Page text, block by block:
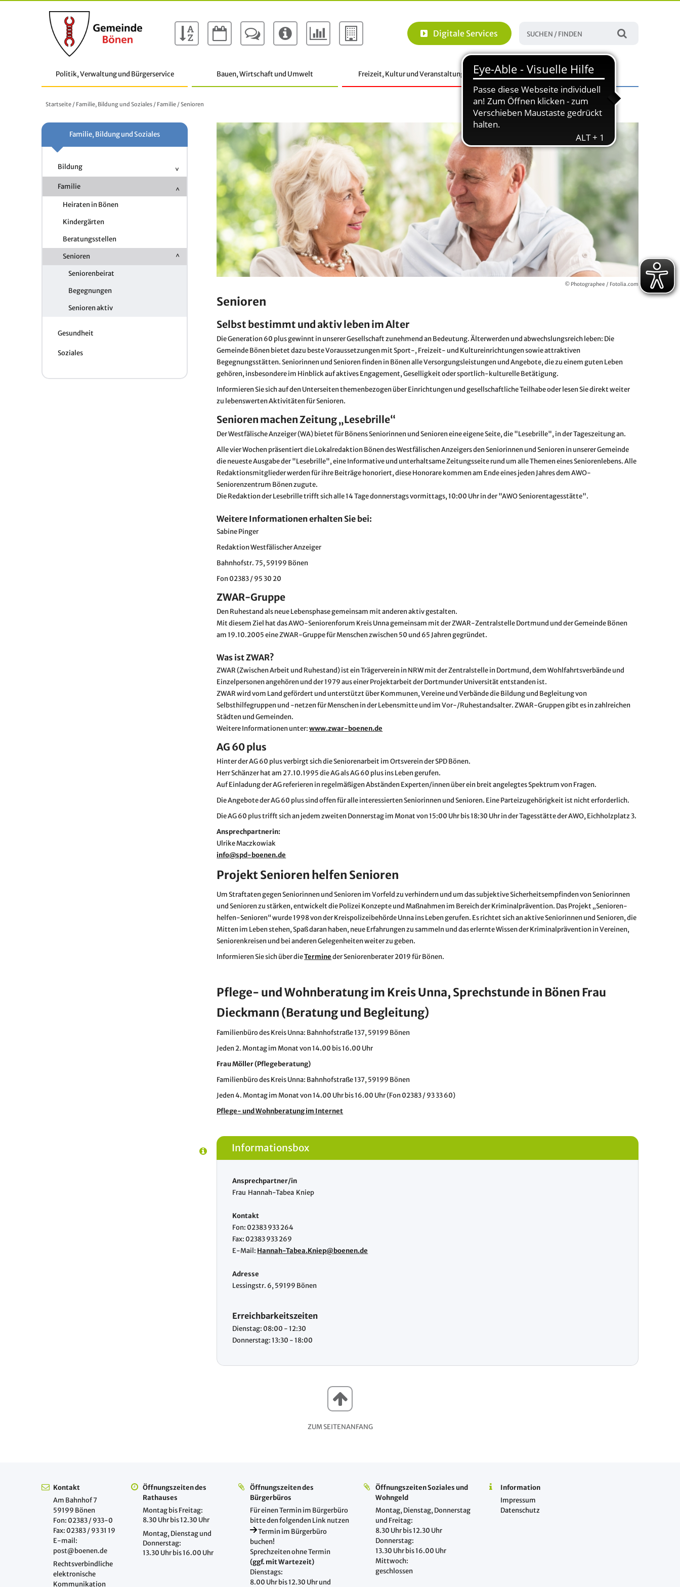
Digitale Services
Politik, Verwaltung und Bürgerservice Bauen, Wirtschaft und Umwelt Freizeit, Kultur und Veranstaltungen Familie, Bildung und Soziales
Startseite / Familie, Bildung und Soziales / Familie /Senioren
Familie, Bildung und Soziales
Bildung
Familie
Heiraten in Bönen
Kindergärten
Beratungsstellen
Senioren
Seniorenbeirat
Begegnungen
Senioren aktiv
Gesundheit
Soziales
© Photographee / Fotolia.com
Senioren
Selbst bestimmt und aktiv leben im Alter
Die Generation 60 plus gewinnt in unserer Gesellschaft zunehmend an Bedeutung. Älterwerden und abwechslungsreich leben: Die
Gemeinde Bönen bietet dazu beste Voraussetzungen mit Sport-, Freizeit- und Kultureinrichtungen sowie attraktiven
Begegnungsstätten. Seniorinnen und Senioren finden in Bönen alle Versorgungsleistungen und Angebote, die zu einem guten Leben
gehören, insbesondere im Hinblick auf aktives Engagement, Geselligkeit oder sportlich-kulturelle Betätigung.
Informieren Sie sich auf den Unterseiten themenbezogen über Einrichtungen und gesellschaftliche Teilhabe oder lesen Sie direkt weiter
zu lebenswerten Aktivitäten für Senioren.
Senioren machen Zeitung „Lesebrille“
Der Westfälische Anzeiger (WA) bietet für Bönens Seniorinnen und Senioren eine eigene Seite, die "Lesebrille", in der Tageszeitung an.
Alle vier Wochen präsentiert die Lokalredaktion Bönen des Westfälischen Anzeigers den Seniorinnen und Senioren in unserer Gemeinde
die neueste Ausgabe der "Lesebrille", eine Informative und unterhaltsame Zeitungsseite rund um alle Themen eines Seniorenlebens. Alle
Redaktionsmitglieder werden für ihre Beiträge honoriert, diese Honorare kommen am Ende eines jeden Jahres dem AWO-
Seniorenzentrum Bönen zugute.
Die Redaktion der Lesebrille trifft sich alle 14 Tage donnerstags vormittags, 10:00 Uhr in der "AWO Seniorentagesstätte".
Weitere Informationen erhalten Sie bei:
Sabine Pinger
Redaktion Westfälischer Anzeiger
Bahnhofstr. 75, 59199 Bönen
Fon 02383 / 95 30 20
ZWAR-Gruppe
Den Ruhestand als neue Lebensphase gemeinsam mit anderen aktiv gestalten.
Mit diesem Ziel hat das AWO-Seniorenforum Kreis Unna gemeinsam mit der ZWAR-Zentralstelle Dortmund und der Gemeinde Bönen
am 19.10.2005 eine ZWAR-Gruppe für Menschen zwischen 50 und 65 Jahren gegründet.
Was ist ZWAR?
ZWAR (Zwischen Arbeit und Ruhestand) ist ein Trägerverein in NRW mit der Zentralstelle in Dortmund, dem Wohlfahrtsverbände und
Einzelpersonen angehören und der 1979 aus einer Projektarbeit der Dortmunder Universität entstanden ist.
ZWAR wird vom Land gefördert und unterstützt über Kommunen, Vereine und Verbände die Bildung und Begleitung von
Selbsthilfegruppen und -netzen für Menschen in der Lebensmitte und im Vor-/Ruhestandsalter. ZWAR-Gruppen gibt es in zahlreichen
Städten und Gemeinden.
Weitere Informationen unter:www.zwar-boenen.de
AG 60 plus
Hinter der AG 60 plus verbirgt sich die Seniorenarbeit im Ortsverein der SPD Bönen.
Herr Schänzer hat am 27.10.1995 die AG als AG 60 plus ins Leben gerufen.
Auf Einladung der AG referieren in regelmäßigen Abständen Experten/innen über ein breit angelegtes Spektrum von Fragen.
Die Angebote der AG 60 plus sind offen für alle interessierten Seniorinnen und Senioren. Eine Parteizugehörigkeit ist nicht erforderlich.
Die AG 60 plus trifft sich an jedem zweiten Donnerstag im Monat von 15:00 Uhr bis 18:30 Uhr in der Tagesstätte der AWO, Eichholzplatz 3.
Ansprechpartnerin:
Ulrike Maczkowiak
info@spd-boenen.de
Projekt Senioren helfen Senioren
Um Straftaten gegen Seniorinnen und Senioren im Vorfeld zu verhindern und um das subjektive Sicherheitsempfinden von Seniorinnen
und Senioren zu stärken, entwickelt die Polizei Konzepte und Maßnahmen im Bereich der Kriminalprävention. Das Projekt „Senioren-
helfen-Senioren“ wurde 1998 von der Kreispolizeibehörde Unna ins Leben gerufen. Es richtet sich an aktive Seniorinnen und Senioren, die
Mitten im Leben stehen, Spaß daran haben, neue Erfahrungen zu sammeln und das erlernte Wissen der Kriminalprävention in Vereinen,
Seniorenkreisen und bei anderen Gelegenheiten weiter zu geben.
Informieren Sie sich über dieTermineder Seniorenberater 2019 für Bönen.
Pflege- und Wohnberatung im Kreis Unna, Sprechstunde in Bönen Frau
Dieckmann (Beratung und Begleitung)
Familienbüro des Kreis Unna: Bahnhofstraße 137, 59199 Bönen
Jeden 2. Montag im Monat von 14.00 bis 16.00 Uhr
Frau Möller (Pflegeberatung)
Familienbüro des Kreis Unna: Bahnhofstraße 137, 59199 Bönen
Jeden 4. Montag im Monat von 14.00 Uhr bis 16.00 Uhr (Fon 02383 / 93 33 60)
Pflege- und Wohnberatung im Internet
Informationsbox
Ansprechpartner/in
Frau Hannah-Tabea Kniep
Kontakt
Fon: 02383 933 264
Fax: 02383 933 269
E-Mail: Hannah-Tabea.Kniep@boenen.de
Adresse
Lessingstr. 6, 59199 Bönen
Erreichbarkeitszeiten
Dienstag: 08:00 - 12:30
Donnerstag: 13:30 - 18:00
ZUM SEITENANFANG
Kontakt
Am Bahnhof 7
59199 Bönen
Fon: 02383 / 933-0
Fax: 02383 / 93 31 19
E-mail:
post@boenen.de
Rechtsverbindliche
elektronische
Kommunikation
Öffnungszeiten des
Rathauses
Montag bis Freitag:
8.30 Uhr bis 12.30 Uhr
Montag, Dienstag und
Donnerstag:
13.30 Uhr bis 16.00 Uhr
Öffnungszeiten des
Bürgerbüros
Für einen Termin im Bürgerbüro
bitte den folgenden Link nutzen
Termin im Bürgerbüro
buchen!
Sprechzeiten ohne Termin
(ggf. mit Wartezeit)
Dienstags:
8.00 Uhr bis 12.30 Uhr und
Öffnungszeiten Soziales und
Wohngeld
Montag, Dienstag, Donnerstag
und Freitag:
8.30 Uhr bis 12.30 Uhr
Donnerstag:
13.30 Uhr bis 16.00 Uhr
Mittwoch:
geschlossen
Information
Impressum
Datenschutz